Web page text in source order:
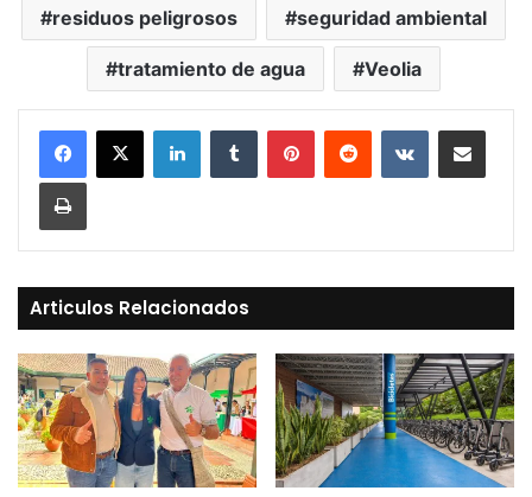
residuos peligrosos seguridad ambiental
tratamiento de agua Veolia
LinkedInTumblr PinterestReddit VKontakteCompartir vía Mail
Print
Articulos Relacionados